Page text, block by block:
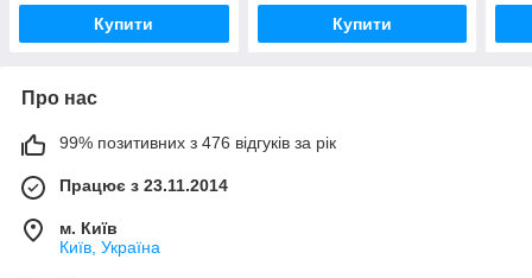
Купити Купити
Про нас
99% позитивних з 476 відгуків за рік
Працює з 23.11.2014
м. Київ
Київ, Україна